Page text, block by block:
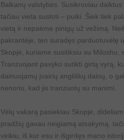
Balkanų valstybės. Susikroviau
tačiau vieta sustoti – puiki. Šiek tiek
vietą ir nepaėme pinigų už vežimą.
pakrantėje, ten suradęs parduotuvėlę
Skopjė, kuriame susitiksiu su Miloshu,
Tranzuojant pavyko sutikti girtą vyrą,
dainuojamų įvairių angliškų dainų, o
nenoriu, kad jis tranzuotų su manimi.
Vėlų vakarą pasiekiau Skopjė,
pradžių gavau neigiamą atsakymą,
veikiu, iš kur esu ir išgirdęs mano